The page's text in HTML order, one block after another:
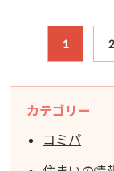
1 2
カテゴリー
コミパ